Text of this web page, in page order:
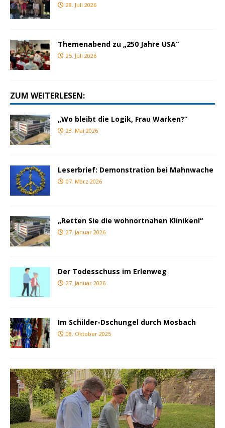
28. Juli 2026
Themenabend zu „250 Jahre USA“
25. Juli 2026
ZUM WEITERLESEN:
„Wo bleibt die Logik, Frau Warken?“
23. Mai 2026
Leserbrief: Demonstration bei Mahnwache
07. März 2026
„Retten Sie die wohnortnahen Kliniken!“
27. Januar 2026
Der Todesschuss im Erlenweg
27. Januar 2026
Im Schilder-Dschungel durch Mosbach
08. Oktober 2025